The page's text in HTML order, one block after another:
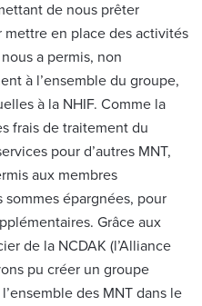
de nous prêter
en place des activités
a permis, non
à l’ensemble du groupe,
à la NHIF. Comme la
frais de traitement du
pour d’autres MNT,
aux membres
sommes épargnées, pour
Grâce aux
de la NCDAK (l’Alliance
pu créer un groupe
des MNT dans le